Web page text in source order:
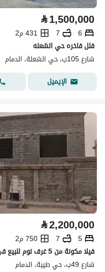
⃁1,500,000
6
7
431 م2
فلل فاخره حي الشعله
شارع 105ب، حي الشعلة، الدمام
الإيميل
⃁2,200,000
5
7
750 م2
فيلا مكونة من 5 غرف نوم للبيع في الطيبه، الدمام
شارع 49ب، حي طيبة، الدمام